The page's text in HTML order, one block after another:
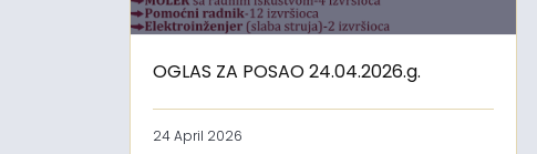
OGLAS ZA POSAO 24.04.2026.g.
24 April 2026